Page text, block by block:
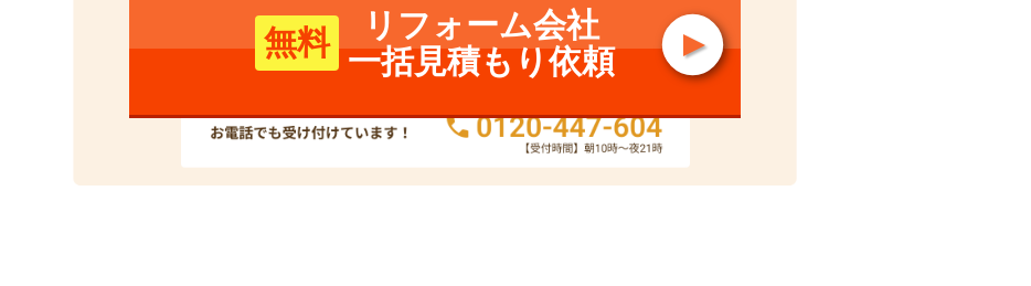
無料
リフォーム会社
一括見積もり依頼